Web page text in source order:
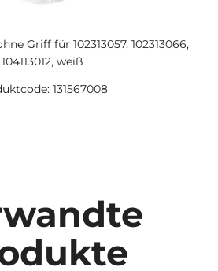
Griff für 102313057, 102313066,
104113012, weiß
131567008